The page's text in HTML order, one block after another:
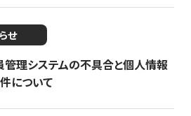
せ
管理システムの不具合と個人情報
について